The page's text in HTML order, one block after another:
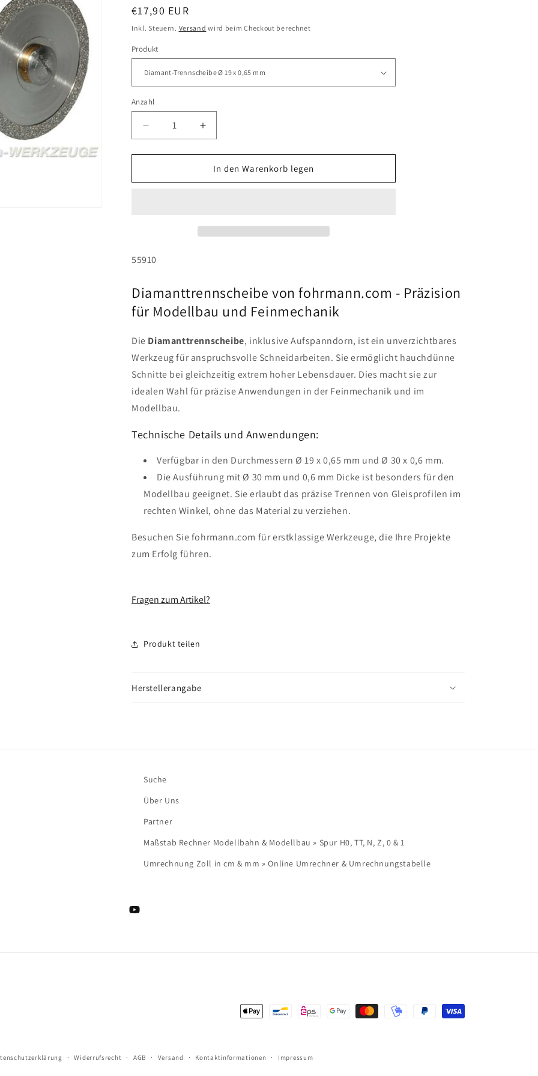
Normaler
Preis
€17,90 EUR
Inkl. Steuern. Versand wird beim Checkout berechnet
Produkt
Anzahl
Anzahl
Verringere
die
Menge
Diamanttrennscheibe
Erhöhe
die
Menge
für
Diamanttrennscheibe
In den Warenkorb legen
SKU:
55910
Diamanttrennscheibe von fohrmann.com - Präzision
für Modellbau und Feinmechanik
Die Diamanttrennscheibe, inklusive Aufspanndorn, ist ein unverzichtbares
Werkzeug für anspruchsvolle Schneidarbeiten. Sie ermöglicht hauchdünne
Schnitte bei gleichzeitig extrem hoher Lebensdauer. Dies macht sie zur
idealen Wahl für präzise Anwendungen in der Feinmechanik und im
Modellbau.
Technische Details und Anwendungen:
Verfügbar in den Durchmessern Ø 19 x 0,65 mm und Ø 30 x 0,6 mm.
Die Ausführung mit Ø 30 mm und 0,6 mm Dicke ist besonders für den
Modellbau geeignet. Sie erlaubt das präzise Trennen von Gleisprofilen im
rechten Winkel, ohne das Material zu verziehen.
Besuchen Sie fohrmann.com für erstklassige Werkzeuge, die Ihre Projekte
zum Erfolg führen.
Fragen zum Artikel?
Produkt teilen
Herstellerangabe
Suche
Über Uns
Partner
Maßstab Rechner Modellbahn & Modellbau » Spur H0, TT, N, Z, 0 & 1
Umrechnung Zoll in cm & mm » Online Umrechner & Umrechnungstabelle
YouTube
Zahlungsmethoden
Widerrufsrecht AGB Versand Kontaktinformationen Impressum